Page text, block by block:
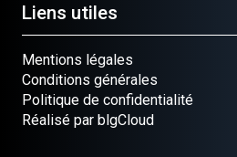
Liens utiles
Mentions légales
Conditions générales
Politique de confidentialité
Réalisé par blgCloud